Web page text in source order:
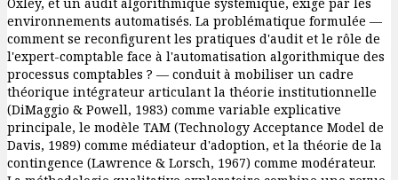
environnements automatisés. La problématique formulée —
comment se reconfigurent les pratiques d'audit et le rôle de
l'expert-comptable face à l'automatisation algorithmique des
processus comptables ? — conduit à mobiliser un cadre
théorique intégrateur articulant la théorie institutionnelle
(DiMaggio & Powell, 1983) comme variable explicative
principale, le modèle TAM (Technology Acceptance Model de
Davis, 1989) comme médiateur d'adoption, et la théorie de la
contingence (Lawrence & Lorsch, 1967) comme modérateur.